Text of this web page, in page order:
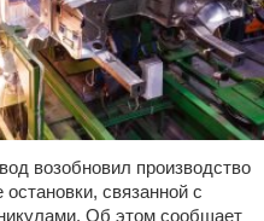
возобновил производство
связанной с
Об этом сообщает